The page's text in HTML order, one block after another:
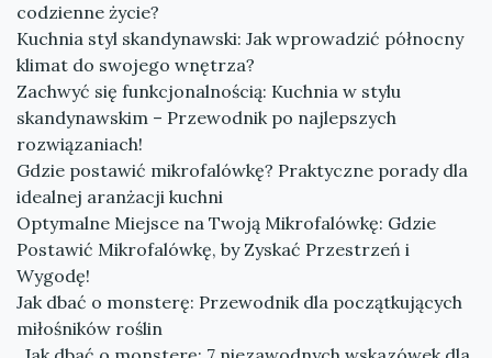
codzienne życie?
Kuchnia styl skandynawski: Jak wprowadzić północny
klimat do swojego wnętrza?
Zachwyć się funkcjonalnością: Kuchnia w stylu
skandynawskim – Przewodnik po najlepszych
rozwiązaniach!
Gdzie postawić mikrofalówkę? Praktyczne porady dla
idealnej aranżacji kuchni
Optymalne Miejsce na Twoją Mikrofalówkę: Gdzie
Postawić Mikrofalówkę, by Zyskać Przestrzeń i
Wygodę!
Jak dbać o monsterę: Przewodnik dla początkujących
miłośników roślin